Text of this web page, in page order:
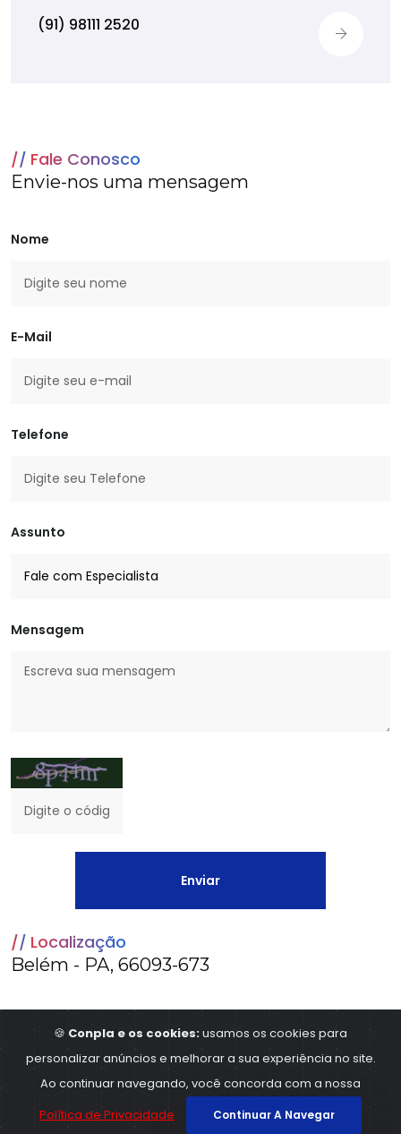
(91) 98111 2520
Fale Conosco
Envie-nos uma mensagem
Nome
E-Mail
Telefone
Assunto
Mensagem
Localização
Belém - PA, 66093-673
🍪 Conpla e os cookies:usamos os cookies para
personalizar anúncios e melhorar a sua experiência no site.
Ao continuar navegando, você concorda com a nossa
Política de Privacidade
Continuar A Navegar
©2023 Conpla - Contabilidade e planejamentos